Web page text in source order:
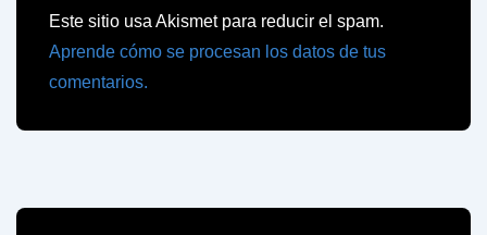
Este sitio usa Akismet para reducir el spam.
Aprende cómo se procesan los datos de tus
comentarios.